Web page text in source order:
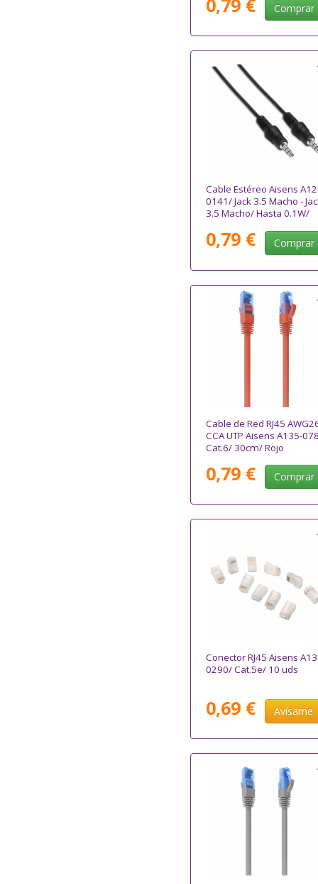
Comprar
Cable Estéreo Aisens
0141/ Jack 3.5 Macho -
3.5 Macho/ Hasta 0.1W/
0,79 € Comprar
Cable de Red RJ45
CCA UTP Aisens A135-
Cat.6/ 30cm/ Rojo
0,79 € Comprar
Conector RJ45 Aisens
0290/ Cat.5e/ 10 uds
0,69 € Avísame